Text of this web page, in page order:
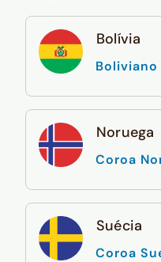
Bolívia
Boliviano
Noruega
Coroa
Suécia
Coroa